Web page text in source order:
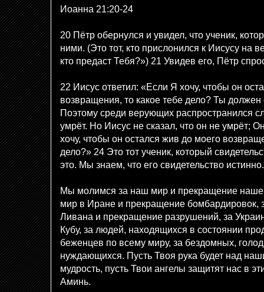
Иоанна 21:20-24
20 Пётр обернулся и увидел, что ученик,
ними. (Это тот, кто прислонился к Иисусу на
кто предаст Тебя?») 21 Увидев его, Пётр
22 Иисус ответил: «Если Я хочу, чтобы он
возвращения, то какое тебе дело? Ты
Поэтому среди верующих распространился
умрёт. Но Иисус не сказал, что он не умрёт;
хочу, чтобы он остался жив до моего
дело?» 24 Это тот ученик, который
это. Мы знаем, что его свидетельство истинно.
Мы молимся за наш мир и прекращение
мир в Иране и прекращение бомбардировок,
Ливана и прекращение разрушений, за
Кубу, за людей, находящихся в состоянии
беженцев по всему миру, за бездомных,
нуждающихся. Пусть Твоя рука будет над
мудрость, пусть Твои ангелы защитят нас в
Аминь.